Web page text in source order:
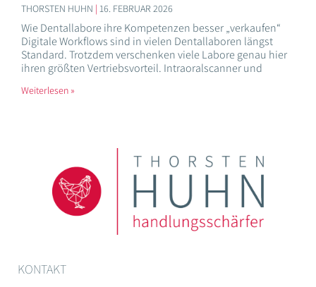
THORSTEN HUHN 16. FEBRUAR 2026
Wie Dentallabore ihre Kompetenzen besser „verkaufen“
Digitale Workflows sind in vielen Dentallaboren längst
Standard. Trotzdem verschenken viele Labore genau hier
ihren größten Vertriebsvorteil. Intraoralscanner und
Weiterlesen »
KONTAKT